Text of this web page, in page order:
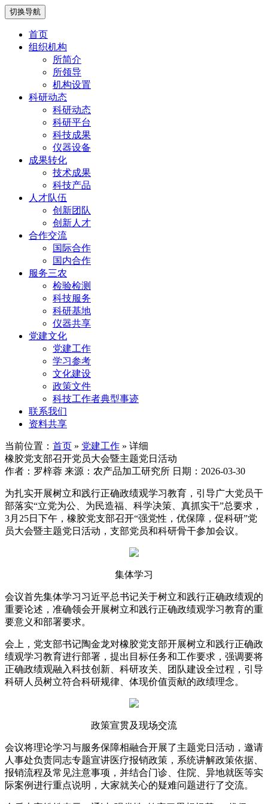
切换导航
首页
组织机构
所简介
所领导
机构设置
科研动态
科研动态
科研平台
科技成果
仪器设备
成果转化
技术成果
科技产品
人才队伍
创新团队
创新人才
合作交流
国际合作
国内合作
服务三农
检验检测
科技服务
科研基地
仪器共享
党建文化
党建工作
学习参考
文化建设
政策文件
科技工作者典型事迹
联系我们
资料共享
当前位置： 首页 » 党建工作 » 详细
橡胶党支部召开党员大会暨主题党日活动
作者：罗梓蓉 来源：农产品加工研究所 日期：2026-03-30
为扎实开展树立和践行正确政绩观学习教育，引导广大党员干
部落实“立党为公、为民造福、科学决策、真抓实干”总要求，
3月25日下午，橡胶党支部召开“强党性，优保障，促科研”党
员大会暨主题党日活动，支部党员和科研骨干参加会议。
集体学习
会议首先集体学习习近平总书记关于树立和践行正确政绩观的
重要论述，准确领会开展树立和践行正确政绩观学习教育的重
要意义和部署要求。
会上，党支部书记陶金龙对橡胶党支部开展树立和践行正确政
绩观学习教育进行部署，提出目标任务和工作要求，强调要将
正确政绩观融入科技创新、科研攻关、团队建设全过程，引导
科研人员树立符合科研规律、体现价值贡献的政绩理念。
政策宣贯及现场交流
会议将理论学习与服务保障相融合开展了主题党日活动，邀请
人事处负责同志专题宣讲医疗报销政策，系统讲解政策依据、
报销流程及常见注意事项，并结合门诊、住院、异地就医等实
际案例进行重点说明，大家就关心的疑难问题进行了交流。